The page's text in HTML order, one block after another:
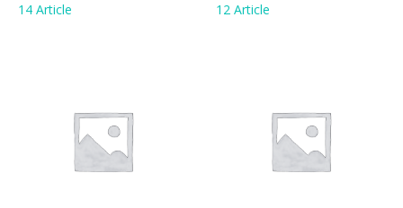
14 Article
12 Article